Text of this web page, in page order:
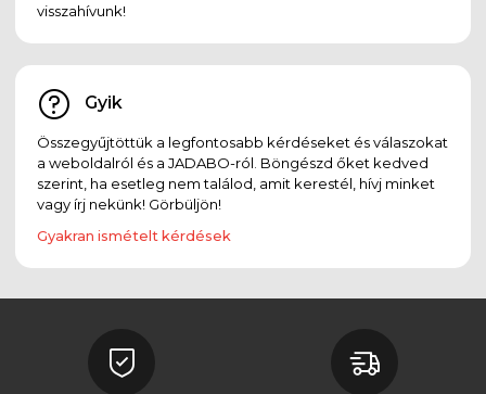
visszahívunk!
Gyik
Összegyűjtöttük a legfontosabb kérdéseket és válaszokat
a weboldalról és a JADABO-ról. Böngészd őket kedved
szerint, ha esetleg nem találod, amit kerestél, hívj minket
vagy írj nekünk! Görbüljön!
Gyakran ismételt kérdések